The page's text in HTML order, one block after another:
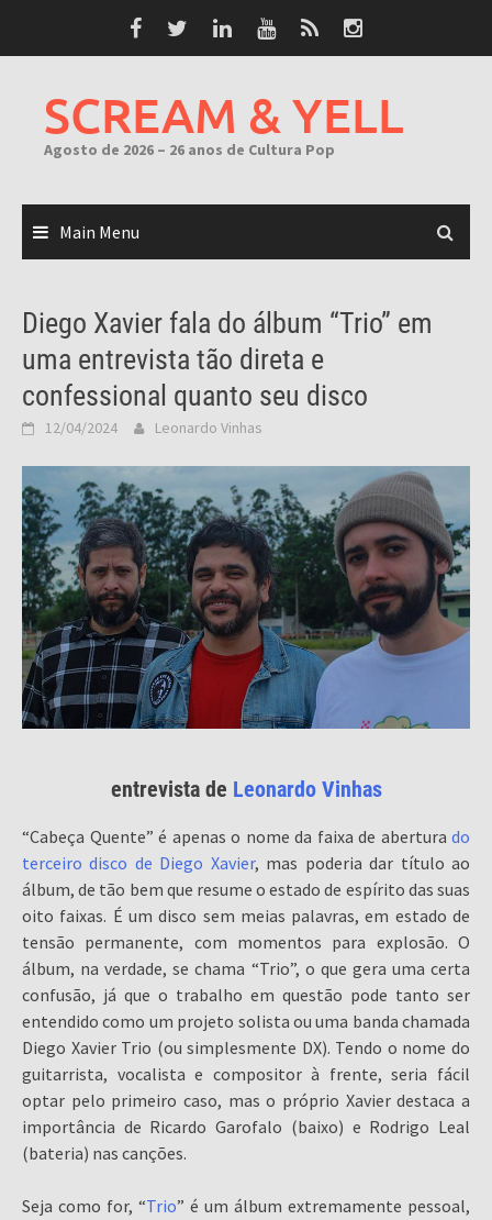
SCREAM & YELL
Agosto de 2026 – 26 anos de Cultura Pop
Main Menu
Diego Xavier fala do álbum “Trio” em
uma entrevista tão direta e
confessional quanto seu disco
12/04/2024 Leonardo Vinhas
entrevista de Leonardo Vinhas
“Cabeça Quente” é apenas o nome da faixa de abertura do
terceiro disco de Diego Xavier, mas poderia dar título ao
álbum, de tão bem que resume o estado de espírito das suas
oito faixas. É um disco sem meias palavras, em estado de
tensão permanente, com momentos para explosão. O
álbum, na verdade, se chama “Trio”, o que gera uma certa
confusão, já que o trabalho em questão pode tanto ser
entendido como um projeto solista ou uma banda chamada
Diego Xavier Trio (ou simplesmente DX). Tendo o nome do
guitarrista, vocalista e compositor à frente, seria fácil
optar pelo primeiro caso, mas o próprio Xavier destaca a
importância de Ricardo Garofalo (baixo) e Rodrigo Leal
(bateria) nas canções.
Seja como for, “Trio” é um álbum extremamente pessoal,